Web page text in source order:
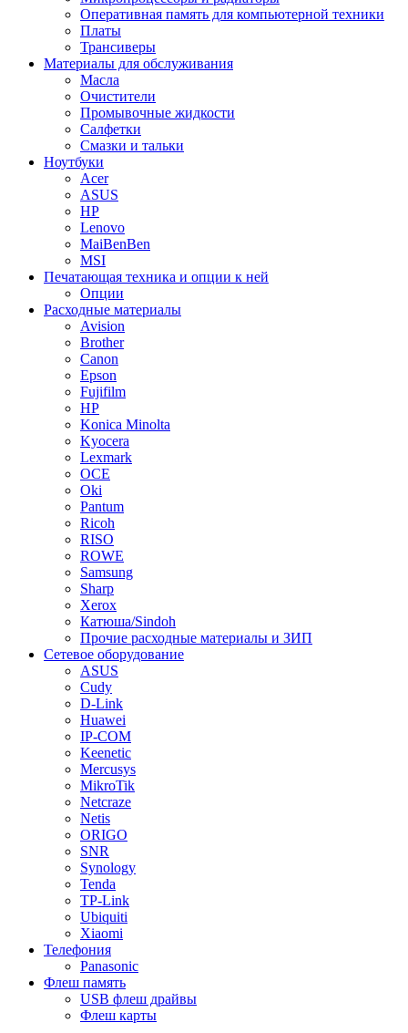
Оперативная память для компьютерной техники
Платы
Трансиверы
Материалы для обслуживания
Масла
Очистители
Промывочные жидкости
Салфетки
Смазки и тальки
Ноутбуки
Acer
ASUS
HP
Lenovo
MaiBenBen
MSI
Печатающая техника и опции к ней
Опции
Расходные материалы
Avision
Brother
Canon
Epson
Fujifilm
HP
Konica Minolta
Kyocera
Lexmark
OCE
Oki
Pantum
Ricoh
RISO
ROWE
Samsung
Sharp
Xerox
Катюша/Sindoh
Прочие расходные материалы и ЗИП
Сетевое оборудование
ASUS
Cudy
D-Link
Huawei
IP-COM
Keenetic
Mercusys
MikroTik
Netcraze
Netis
ORIGO
SNR
Synology
Tenda
TP-Link
Ubiquiti
Xiaomi
Телефония
Panasonic
Флеш память
USB флеш драйвы
Флеш карты